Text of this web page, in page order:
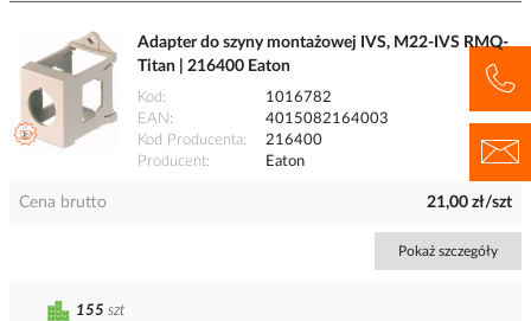
Adapter do szyny montażowej IVS, M22-IVS RMQ-
Titan | 216400 Eaton
Kod
1016782
EAN
4015082164003
Kod Producenta
216400
Producent
Eaton
Cena brutto 21,00 zł/szt
Pokaż szczegóły
155 szt